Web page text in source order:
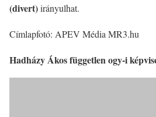
(divert)irányulhat.
Címlapfotó: APEV Média MR3.hu
Hadházy Ákos független ogy-i